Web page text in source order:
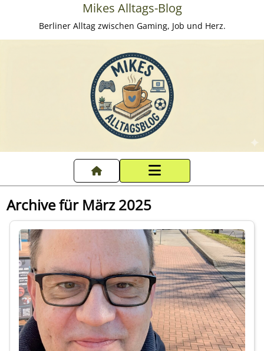
Mikes Alltags-Blog
Berliner Alltag zwischen Gaming, Job und Herz.
Startseite
Datenschutzerklärung
Impressum
Über mich
Archive für März 2025